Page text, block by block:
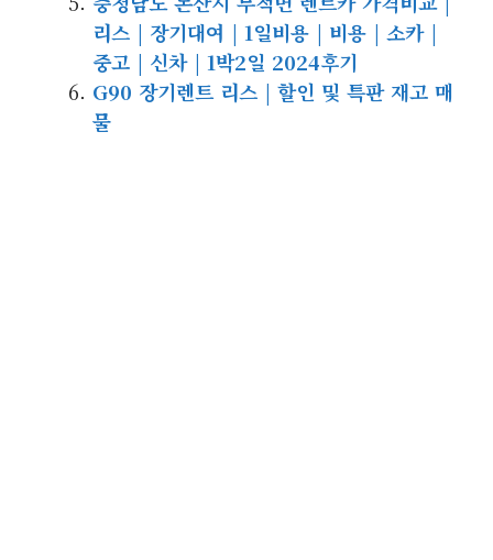
리스 | 장기대여 | 1일비용 | 비용 | 소카 |
중고 | 신차 | 1박2일 2024후기
G90 장기렌트 리스 | 할인 및 특판 재고 매
물